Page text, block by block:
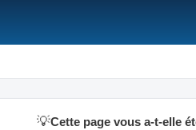
💡Cette page vous a-t-elle